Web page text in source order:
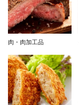
肉・肉加工品
キーワード
除外ワード